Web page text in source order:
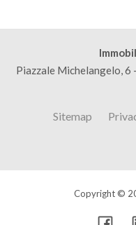
Piazzale Michelangelo, 6
Sitemap
Copyright ©